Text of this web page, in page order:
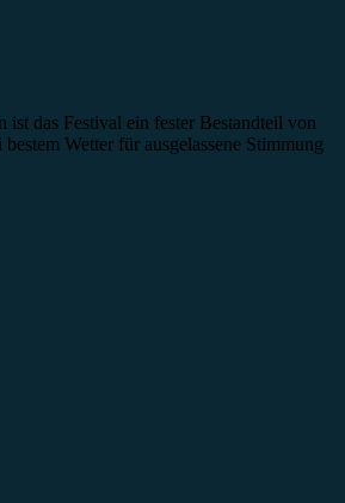
das Festival ein fester Bestandteil von
Wetter für ausgelassene Stimmung